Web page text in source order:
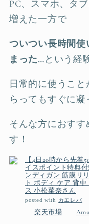
PC、スマホ、タ
増えた一方で
ついつい長時間使
まった…という経
日常的に使うこ
らってもすぐに凝
そんな方におすす
す！
【4日20時から先着
イスポイント特典
ンディガン 筋膜リ
ト ボディ ケア 背
ス 小松菜奈さん
posted with カエレバ
楽天市場